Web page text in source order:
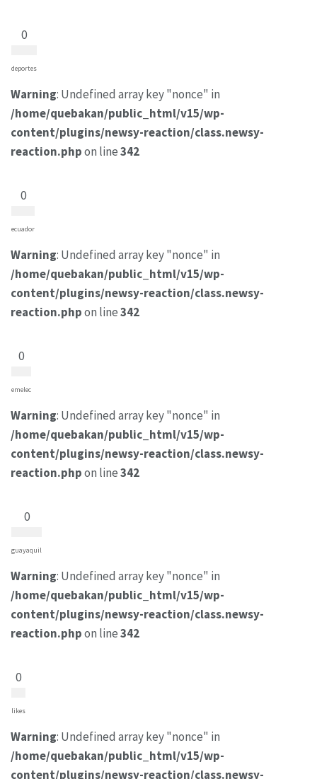
0
deportes
Warning: Undefined array key "nonce" in
/home/quebakan/public_html/v15/wp-
content/plugins/newsy-reaction/class.newsy-
reaction.phpon line342
0
ecuador
Warning: Undefined array key "nonce" in
/home/quebakan/public_html/v15/wp-
content/plugins/newsy-reaction/class.newsy-
reaction.phpon line342
0
emelec
Warning: Undefined array key "nonce" in
/home/quebakan/public_html/v15/wp-
content/plugins/newsy-reaction/class.newsy-
reaction.phpon line342
0
guayaquil
Warning: Undefined array key "nonce" in
/home/quebakan/public_html/v15/wp-
content/plugins/newsy-reaction/class.newsy-
reaction.phpon line342
0
likes
Warning: Undefined array key "nonce" in
/home/quebakan/public_html/v15/wp-
content/plugins/newsy-reaction/class.newsy-